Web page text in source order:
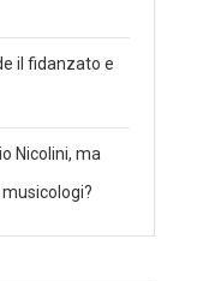
il fidanzato e
Nicolini, ma